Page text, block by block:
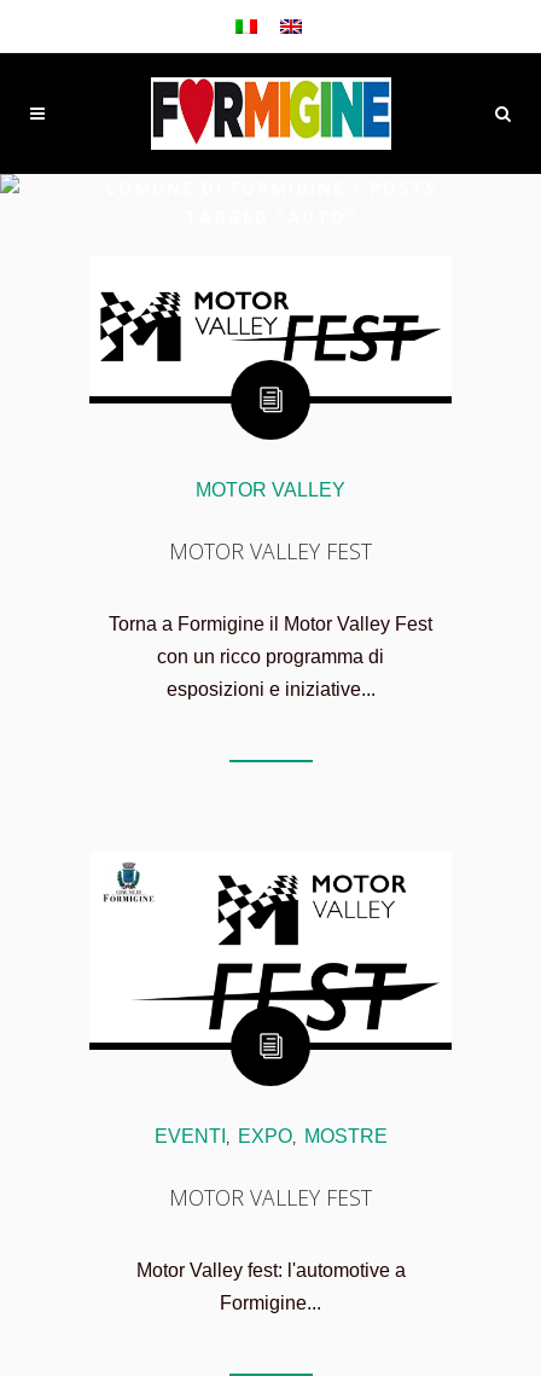
MOTOR VALLEY
MOTOR VALLEY FEST
Torna a Formigine il Motor Valley Fest
con un ricco programma di
esposizioni e iniziative...
EVENTI , EXPO, MOSTRE
MOTOR VALLEY FEST
Motor Valley fest: l'automotive a
Formigine...